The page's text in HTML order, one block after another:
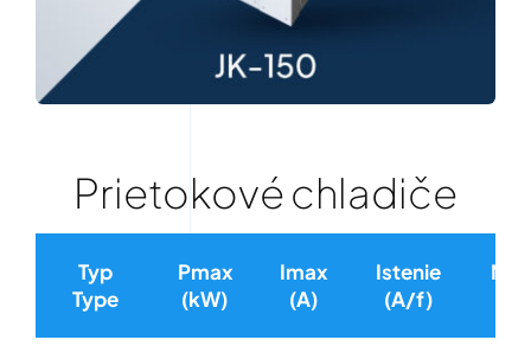
Prietokové chladiče
Typ
Type
Pmax
(kW)
Imax
(A)
Istenie
(A/f)